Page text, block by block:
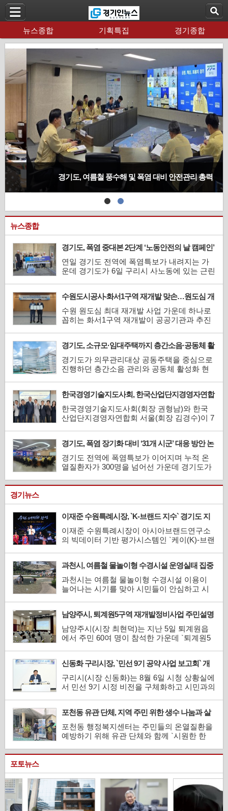
경기도, 여름철 풍수해 및 폭염 대비 안전관리 총력
뉴스종합
경기도, 폭염 중대본 2단계 ‘노동안전의 날 캠페인’
합동점검
연일 경기도 전역에 폭염특보가 내려지는 가
운데 경기도가 6일 구리시 사노동에 있는 근린
위한 합동점검을 했다.이날 점검에는 이인용
경기도 노동안전과장과 구리시 관계자, 노동
안전지킴이 6명 등이 참여했다. 참석자들은 현
장에 설치된...
수원도시공사-화서1구역 재개발 맞손…원도심 개
발 본격 추진
수원 원도심 최대 재개발 사업 가운데 하나로
꼽히는 화서1구역 재개발이 공공기관과 추진
개발 추진위원회는 지난 4일 수원도시공사 1
층에서 '화서1구역 재개발사업의 성공적 추진
을 위한 업무협약(MOU)'을 체결했다. 협약식
에는 이영인 수원도시...
경기도, 소규모·임대주택까지 층간소음·공동체 활
성화 현장 자문 확대
경기도가 의무관리대상 공동주택을 중심으로
진행하던 층간소음 관리와 공동체 활성화 현
다.경기도는 ‘경기도 공동주택 관리지원 자문
단’ 소속 전문가를 소규모·임대주택에 파견해
우수 운영 사례를 공유하고, 단지별 관리 여건
과 주...
한국경영기술지도사회, 한국산업단지경영자연합
회 ‘상생협력’ 업무협약 체결
한국경영기술지도사회(회장 권형남)와 한국
산업단지경영자연합회 서울(회장 김경수)이 7
가능한 성장과 경쟁력 강화 등 상생 협력을 위
한 업무협약을 체결했다고 밝혔다. 한국산업
단지경영자연합회 서울은 서울지역 산업단지
입주기업의 경쟁력 강화...
경기도, 폭염 장기화 대비 ‘31개 시군’ 대응 방안 논
의
경기도 전역에 폭염특보가 이어지며 누적 온
열질환자가 300명을 넘어선 가운데 경기도가
다. 건설현장과 옥외작업장 중심으로 작업시
다. 경기도는 30일 도청 재난상황실에서 김규
식 안전관리실장 주재로 31개 시군 폭염 대응
담당자들과 함께 &lsq...
경기뉴스
이재준 수원특례시장, `K-브랜드 지수` 경기도 지
자체장 부문 1위
이재준 수원특례시장이 아시아브랜드연구소
의 빅데이터 기반 평가시스템인 `케이(K)-브랜
브랜드 지수는 아시아브랜드연구소가 국내외
연구진과 협력해 개발한 온라인 빅데이터 기
반 평가 시스템이다. 검색과 콘텐츠 소비, 긍·
부정 활동 등 축적...
과천시, 여름철 물놀이형 수경시설 운영실태 집중
점검
과천시는 여름철 물놀이형 수경시설 이용이
늘어나는 시기를 맞아 시민들이 안심하고 시
를 집중적으로 점검한다.이번 점검은 `물환경
보전법`에 따른 운영·관리 기준이 현장에서 제
대로 지켜지고 있는지 확인하고, 시설의 위생
과 안전관리를 강화...
남양주시, 퇴계원5구역 재개발정비사업 주민설명
회 개최
남양주시(시장 최현덕)는 지난 5일 퇴계원읍
에서 주민 60여 명이 참석한 가운데 `퇴계원5
밝혔다.이번 설명회는 도시 및 주거환경정비
법에 따라 정비구역 지정과 정비계획 수립안
의 주요 내용을 주민들에게 안내하고 다양한
의견을 수렴하기 위해 마련됐...
신동화 구리시장, `민선 9기 공약 사업 보고회` 개
최
구리시(시장 신동화)는 8월 6일 시청 상황실에
서 민선 9기 시정 비전을 구체화하고 시민과의
주재한 이날 보고회에는 국·소장과 각 부서장
이 참석했다. 참석자들은 민선 9기 시정 표어
인 `담대한 도전 빛나는 구리`를 실현하기 위
한 분야별 공약 ...
포천동 유관 단체, 지역 주민 위한 생수 나눔과 살
수차 운영
포천동 행정복지센터는 주민들의 온열질환을
예방하기 위해 유관 단체와 함께 `시원한 한
동 체육회는 유동인구가 많은 거점 4개소(포
초등학교 정문 인근, 강병원 인근 대성철물점)
에서 생수 냉장고를 운영한다. 포천동 체육회,
포천농협, 포천제일...
포토뉴스
뉴스종합 기획특집 경기종합